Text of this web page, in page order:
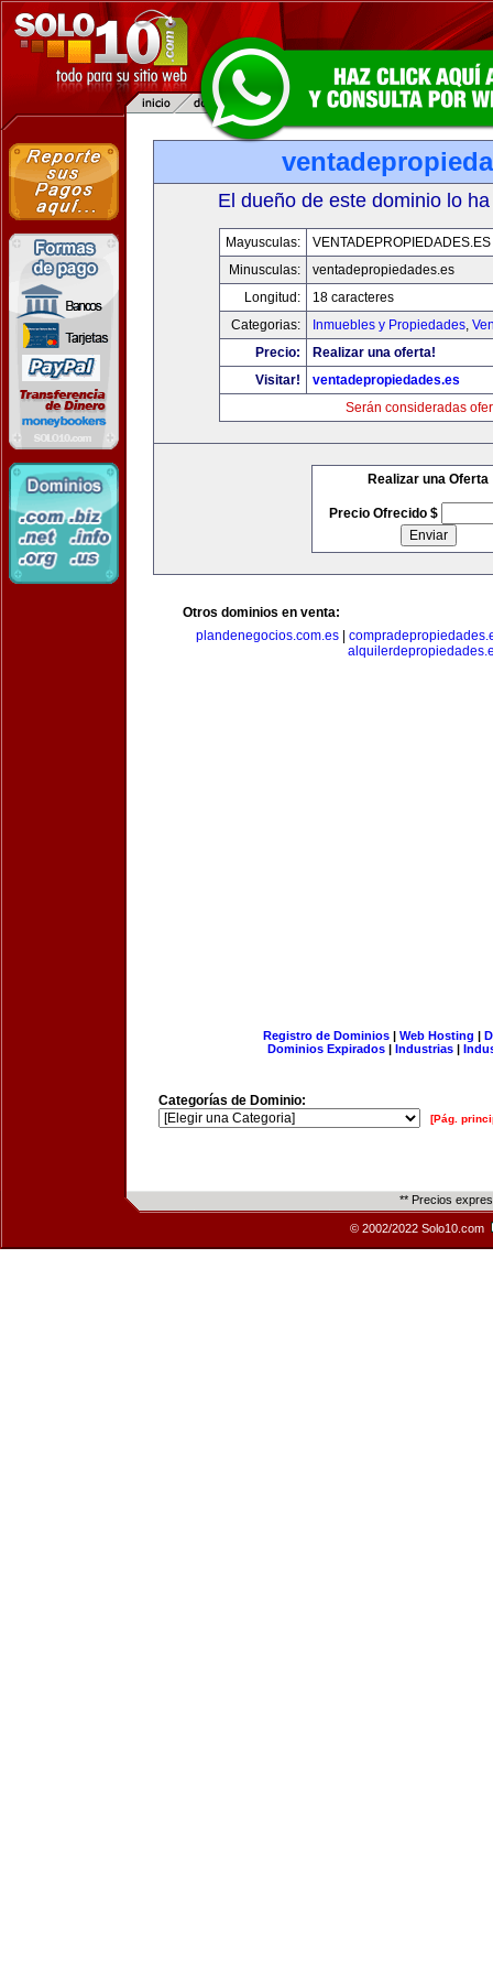
El dueño de este dominio lo
Mayusculas:
VENTADEPROPIEDADES.ES
Minusculas:
ventadepropiedades.es
Longitud:
18 caracteres
Categorias:
Inmuebles y Propiedades,
Precio:
Realizar una oferta!
Visitar!
ventadepropiedades.es
Serán consideradas
Realizar una Oferta
Precio Ofrecido $
Otros dominios en venta:
plandenegocios.com.es|
Registro de Dominios| Web Hosting |
Dominios Expirados | Industrias |
Categorías de Dominio:
[Pág.
** Precios
© 2002/2022 Solo10.com